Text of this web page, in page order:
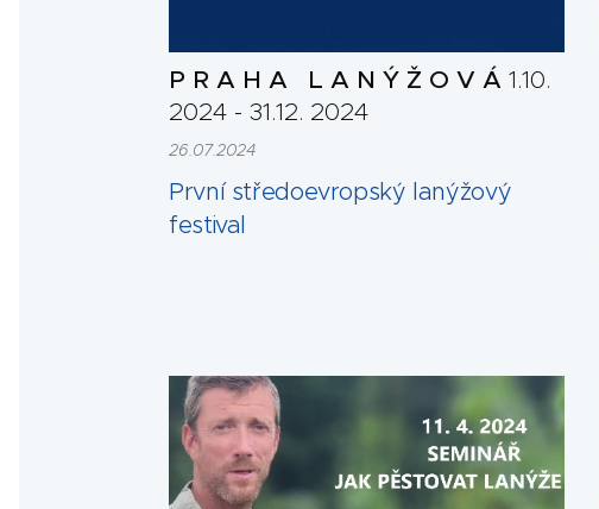
P R A H A L A N Ý Ž O V Á 1.10.
2024 - 31.12. 2024
26.07.2024
První středoevropský lanýžový
festival